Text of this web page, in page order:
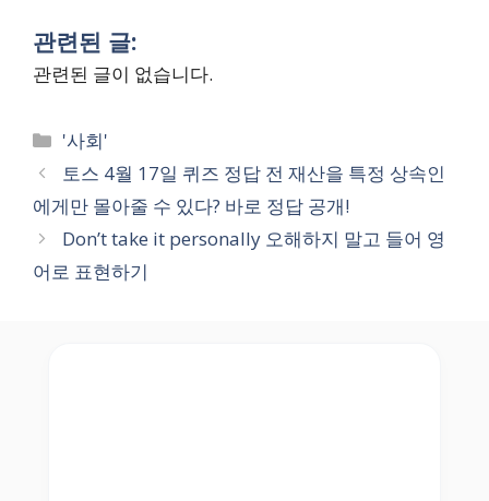
관련된 글:
관련된 글이 없습니다.
Categories
'사회'
토스 4월 17일 퀴즈 정답 전 재산을 특정 상속인
에게만 몰아줄 수 있다? 바로 정답 공개!
Don’t take it personally 오해하지 말고 들어 영
어로 표현하기